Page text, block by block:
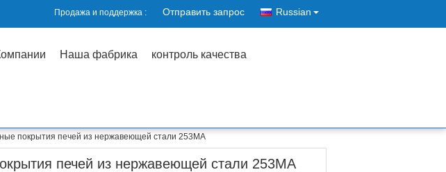
Продажа и поддержка : Отправить запрос Russian
Наша фабрика контроль качества
покрытия печей из нержавеющей стали 253MA
печей из нержавеющей стали 253MA